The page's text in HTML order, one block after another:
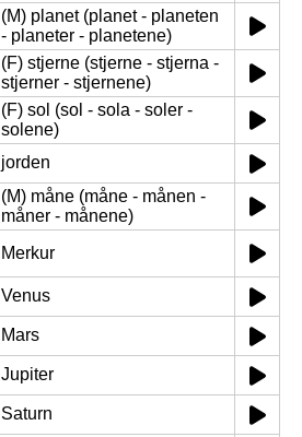
(M) planet (planet - planeten
- planeter - planetene)
(F) stjerne (stjerne - stjerna -
stjerner - stjernene)
(F) sol (sol - sola - soler -
solene)
jorden
(M) måne (måne - månen -
måner - månene)
Merkur
Venus
Mars
Jupiter
Saturn